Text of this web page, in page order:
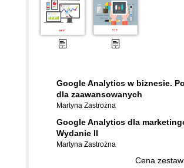
Google Analytics w biznesie.
dla zaawansowanych
Martyna Zastrożna
Google Analytics dla
Wydanie II
Martyna Zastrożna
Cena